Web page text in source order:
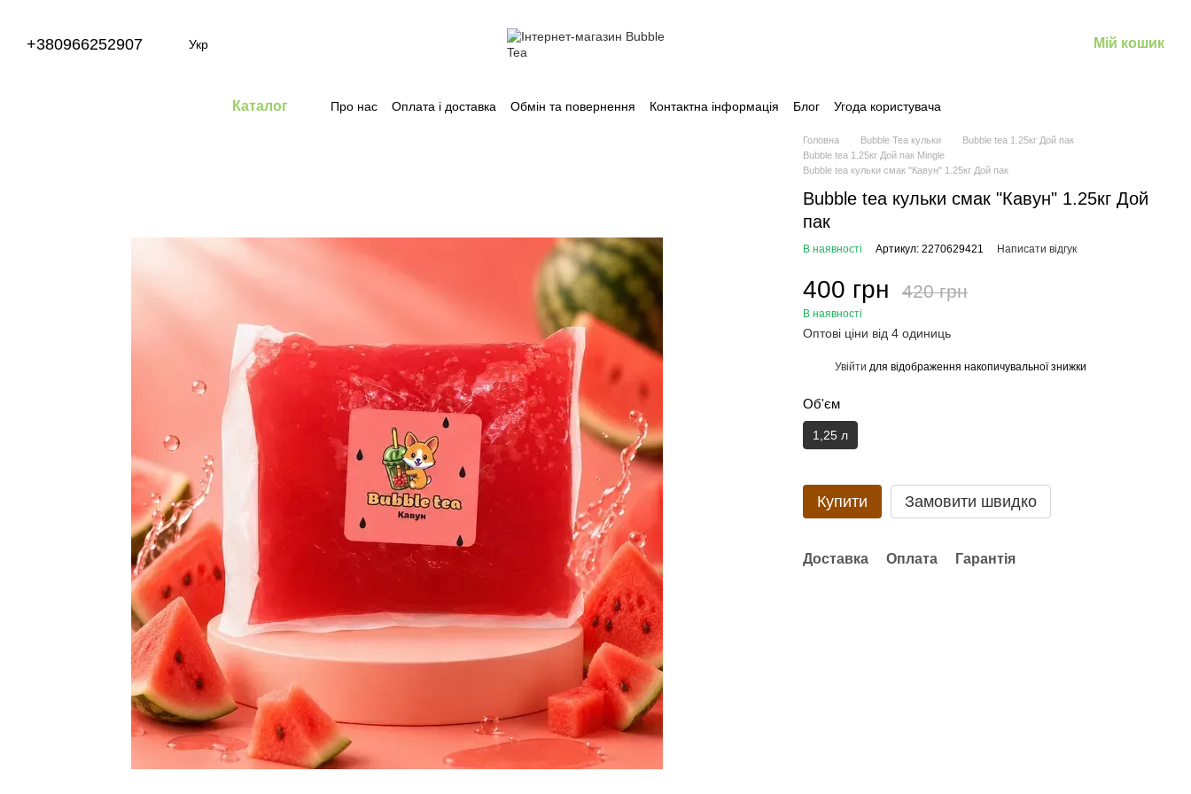
+380966252907 Укр Мій кошик
Каталог Про нас Оплата і доставка Обмін та повернення Контактна інформація Блог Угода користувача
Головна Bubble Tea кульки
Bubble tea 1.25кг Дой пак
Bubble tea 1.25кг Дой пак Mingle
Bubble tea кульки смак "Кавун" 1.25кг Дой пак
Bubble tea кульки смак "Кавун" 1.25кг Дой
пак
В наявності Артикул: 2270629421 Написати відгук
400 грн 420 грн
В наявності
Оптові ціни від 4 одиниць
Увійти для відображення накопичувальної знижки
Об'єм
1,25 л
Купити Замовити швидко
Доставка Оплата Гарантія